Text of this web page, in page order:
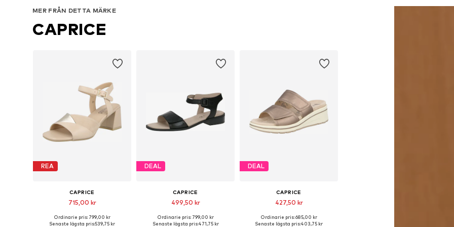
MER FRÅN DETTA MÄRKE
CAPRICE
REA
CAPRICE
715,00 kr
Tillgängliga storlekar: 39, 40, 41
Ordinarie pris: 799,00 kr
Senaste lägsta pris:539,75 kr
DEAL
CAPRICE
499,50 kr
Tillgängliga storlekar: 37, 38, 39
Ordinarie pris: 799,00 kr
Senaste lägsta pris:471,75 kr
DEAL
CAPRICE
427,50 kr
Tillgängliga storlekar: 38, 40
Ordinarie pris: 685,00 kr
Senaste lägsta pris:403,75 kr